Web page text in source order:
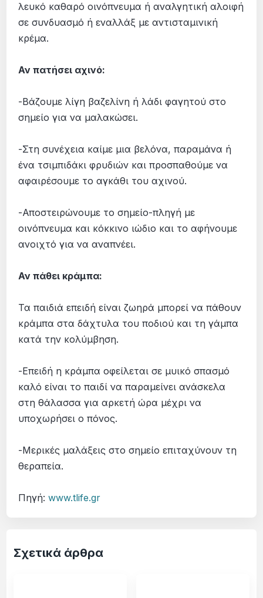
λευκό καθαρό οινόπνευμα ή αναλγητική αλοιφή
σε συνδυασμό ή εναλλάξ με αντισταμινική
κρέμα.
Αν πατήσει αχινό:
-Βάζουμε λίγη βαζελίνη ή λάδι φαγητού στο
σημείο για να μαλακώσει.
-Στη συνέχεια καίμε μια βελόνα, παραμάνα ή
ένα τσιμπιδάκι φρυδιών και προσπαθούμε να
αφαιρέσουμε το αγκάθι του αχινού.
-Αποστειρώνουμε το σημείο-πληγή με
οινόπνευμα και κόκκινο ιώδιο και το αφήνουμε
ανοιχτό για να αναπνέει.
Αν πάθει κράμπα:
Τα παιδιά επειδή είναι ζωηρά μπορεί να πάθουν
κράμπα στα δάχτυλα του ποδιού και τη γάμπα
κατά την κολύμβηση.
-Επειδή η κράμπα οφείλεται σε μυικό σπασμό
καλό είναι το παιδί να παραμείνει ανάσκελα
στη θάλασσα για αρκετή ώρα μέχρι να
υποχωρήσει ο πόνος.
-Μερικές μαλάξεις στο σημείο επιταχύνουν τη
θεραπεία.
Πηγή:www.tlife.gr
Σχετικά άρθρα